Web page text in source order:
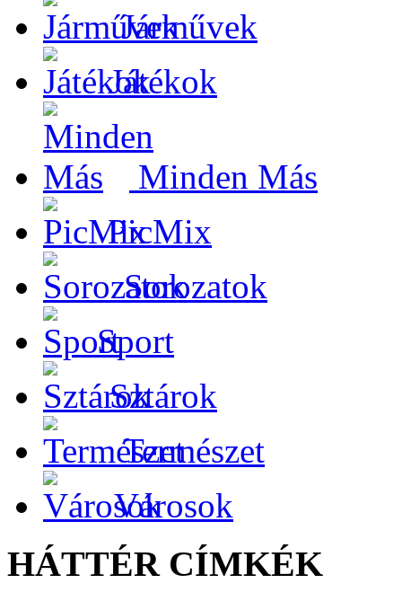
Járművek
Játékok
Minden Más
PicMix
Sorozatok
Sport
Sztárok
Természet
Városok
HÁTTÉR CÍMKÉK